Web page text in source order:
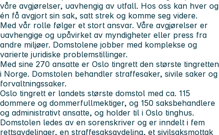
våre avgjørelser, uavhengig av utfall. Hos oss kan hver og
én få avgjort sin sak, satt strek og komme seg videre.
Med vår rolle følger et stort ansvar. Våre avgjørelser er
uavhengige og upåvirket av myndigheter eller press fra
andre miljøer. Domstolene jobber med komplekse og
varierte juridiske problemstillinger.
Med sine 270 ansatte er Oslo tingrett den største tingretten
i Norge. Domstolen behandler straffesaker, sivile saker og
forvaltningssaker.
Oslo tingrett er landets største domstol med ca. 115
dommere og dommerfullmektiger, og 150 saksbehandlere
og administrativt ansatte, og holder til i Oslo tinghus.
Domstolen ledes av en sorenskriver og er inndelt i fem
rettsavdelinger, en straffesaksavdeling, et sivilsaksmottak